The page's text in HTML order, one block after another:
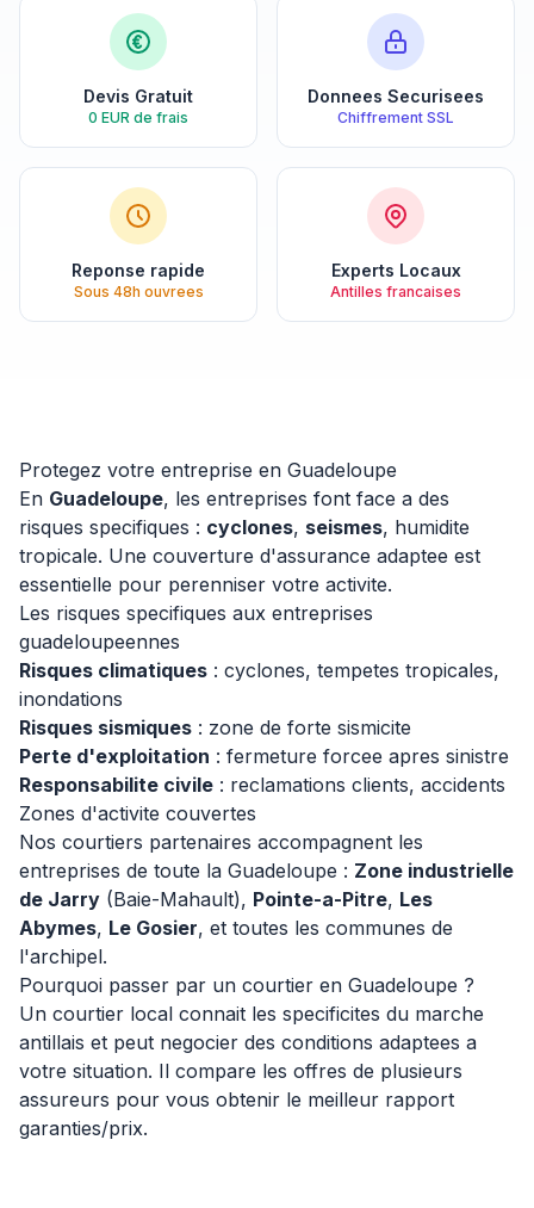
Devis Gratuit
0 EUR de frais
Donnees Securisees
Chiffrement SSL
Reponse rapide
Sous 48h ouvrees
Experts Locaux
Antilles francaises
Protegez votre entreprise en Guadeloupe
En Guadeloupe, les entreprises font face a des
risques specifiques : cyclones, seismes, humidite
tropicale. Une couverture d'assurance adaptee est
essentielle pour perenniser votre activite.
Les risques specifiques aux entreprises
guadeloupeennes
Risques climatiques : cyclones, tempetes tropicales,
inondations
Risques sismiques : zone de forte sismicite
Perte d'exploitation : fermeture forcee apres sinistre
Responsabilite civile : reclamations clients, accidents
Zones d'activite couvertes
Nos courtiers partenaires accompagnent les
entreprises de toute la Guadeloupe : Zone industrielle
de Jarry (Baie-Mahault), Pointe-a-Pitre, Les
Abymes, Le Gosier, et toutes les communes de
l'archipel.
Pourquoi passer par un courtier en Guadeloupe ?
Un courtier local connait les specificites du marche
antillais et peut negocier des conditions adaptees a
votre situation. Il compare les offres de plusieurs
assureurs pour vous obtenir le meilleur rapport
garanties/prix.